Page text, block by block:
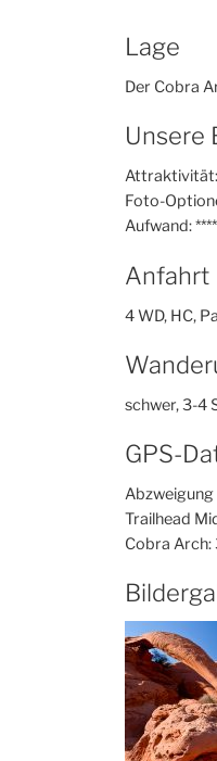
Lage
Der Cobra
Unsere
Attraktivität:
Foto-
Aufwand: ****
Anfahrt
4 WD, HC,
schwer, 3-4
GPS-
Abzweigung
Trailhead
Cobra Arch: